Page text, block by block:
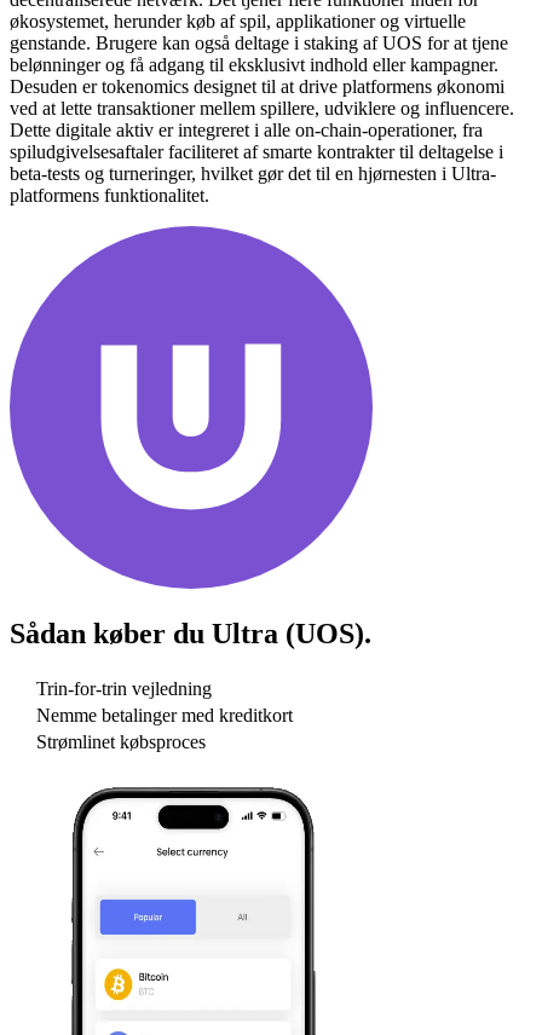
økosystemet, herunder køb af spil, applikationer og virtuelle
genstande. Brugere kan også deltage i staking af UOS for at tjene
belønninger og få adgang til eksklusivt indhold eller kampagner.
Desuden er tokenomics designet til at drive platformens økonomi
ved at lette transaktioner mellem spillere, udviklere og influencere.
Dette digitale aktiv er integreret i alle on-chain-operationer, fra
spiludgivelsesaftaler faciliteret af smarte kontrakter til deltagelse i
beta-tests og turneringer, hvilket gør det til en hjørnesten i Ultra-
platformens funktionalitet.
Sådan køber du Ultra (UOS).
Trin-for-trin vejledning
Nemme betalinger med kreditkort
Strømlinet købsproces